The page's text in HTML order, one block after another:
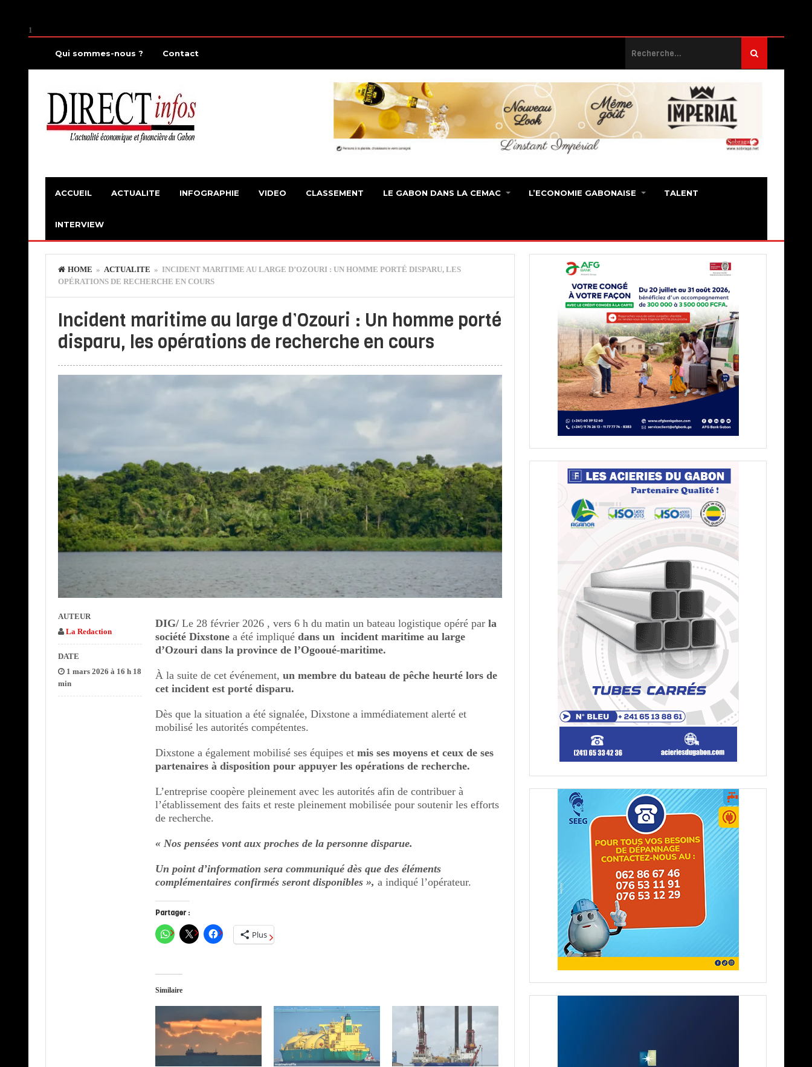
1
Qui sommes-nous ? Contact
ACCUEIL ACTUALITE INFOGRAPHIE VIDEO CLASSEMENT LE GABON DANS LA CEMAC L’ECONOMIE GABONAISE TALENT
INTERVIEW
HOME » ACTUALITE » INCIDENT MARITIME AU LARGE D’OZOURI : UN HOMME PORTÉ DISPARU, LES
OPÉRATIONS DE RECHERCHE EN COURS
Incident maritime au large d’Ozouri : Un homme porté
disparu, les opérations de recherche en cours
DIG/ Le 28 février 2026 , vers 6 h du matin un bateau logistique opéré par la
société Dixstone a été impliquédans un incident maritime au large
d’Ozouri dans la province de l’Ogooué-maritime.
À la suite de cet événement,un membre du bateau de pêche heurté lors de
cet incident est porté disparu.
Dès que la situation a été signalée, Dixstone a immédiatement alerté et
mobilisé les autorités compétentes.
Dixstone a également mobilisé ses équipes etmis ses moyens et ceux de ses
partenaires à disposition pour appuyer les opérations de recherche.
L’entreprise coopère pleinement avec les autorités afin de contribuer à
l’établissement des faits et reste pleinement mobilisée pour soutenir les efforts
de recherche.
« Nos pensées vont aux proches de la personne disparue.
Un point d’information sera communiqué dès que des éléments
complémentaires confirmés seront disponibles », a indiqué l’opérateur.
Partager :
Plus
Similaire
AUTEUR
La Redaction
DATE
1 mars 2026 à 16 h 18
min